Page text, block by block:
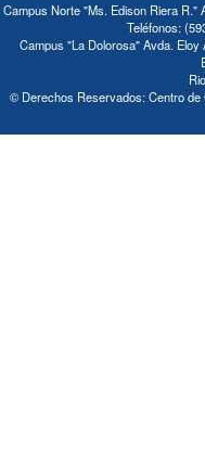
Campus Norte "Ms. Edison Riera R."
Teléfonos:
Campus "La Dolorosa" Avda.
© Derechos Reservados: Centro